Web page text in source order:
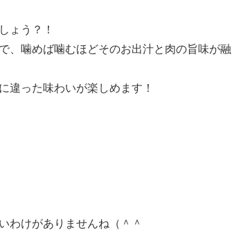
ょう？！
、噛めば噛むほどそのお出汁と肉の旨味が融
違った味わいが楽しめます！
わけがありませんね（＾＾